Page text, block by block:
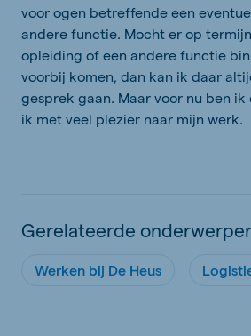
voor ogen betreffende een
andere functie. Mocht er op
opleiding of een andere functie
voorbij komen, dan kan ik daar
gesprek gaan. Maar voor nu ben
ik met veel plezier naar mijn werk.
Gerelateerde
Werken bij De Heus